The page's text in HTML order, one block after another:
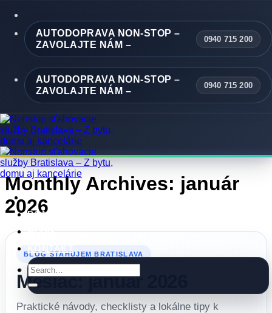
content AUTODOPRAVA NON-STOP –
ZAVOLAJTE NÁM –
0940 715 200
AUTODOPRAVA NON-STOP –
ZAVOLAJTE NÁM –
0940 715 200
DOMOV
BLOG
Monthly Archives: január
2026
BLOG STAHUJEM BRATISLAVA
Mesiac: január 2026
Praktické návody, checklisty a lokálne tipy k